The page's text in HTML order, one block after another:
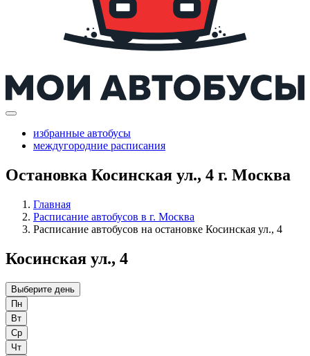
избранные автобусы
междугородние расписания
Остановка Косинская ул., 4 г. Москва
Главная
Расписание автобусов в г. Москва
Расписание автобусов на остановке Косинская ул., 4
Косинская ул., 4
Выберите день
Пн
Вт
Ср
Чт